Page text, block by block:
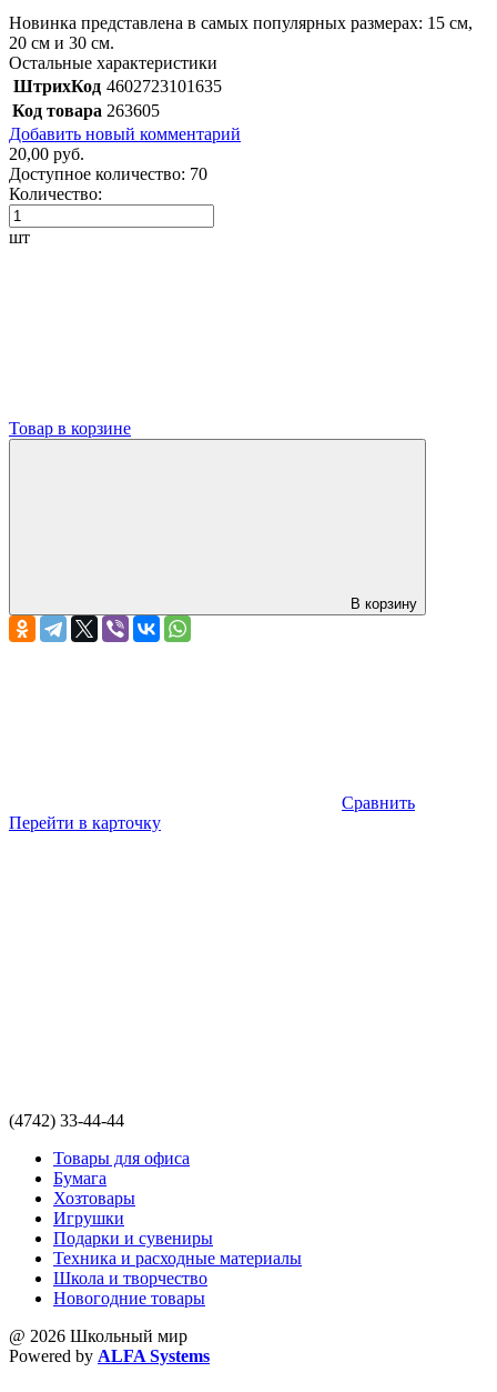
Новинка представлена в самых популярных размерах: 15 см,
20 см и 30 см.
Остальные характеристики
ШтрихКод 4602723101635
Код товара 263605
Добавить новый комментарий
20,00 руб.
Доступное количество: 70
Количество:
шт
Товар в корзине
В корзину
Сравнить
Перейти в карточку
(4742) 33-44-44
Товары для офиса
Бумага
Хозтовары
Игрушки
Подарки и сувениры
Техника и расходные материалы
Школа и творчество
Новогодние товары
@ 2026 Школьный мир
Powered by ALFA Systems